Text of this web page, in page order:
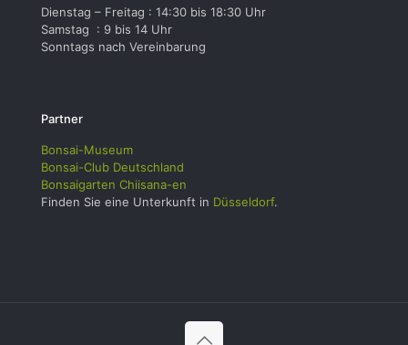
Dienstag – Freitag : 14:30 bis 18:30 Uhr
Samstag : 9 bis 14 Uhr
Sonntags nach Vereinbarung
Partner
Bonsai-Museum
Bonsai-Club Deutschland
Bonsaigarten Chiisana-en
Finden Sie eine Unterkunft in Düsseldorf.